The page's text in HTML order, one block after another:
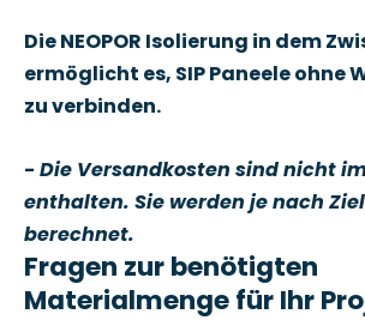
Fragen zur benötigten
Materialmenge für Ihr
Die NEOPOR Isolierung in dem
ermöglicht es, SIP Paneele ohne
zu verbinden.
- Die Versandkosten sind nicht
enthalten. Sie werden je nach
berechnet.